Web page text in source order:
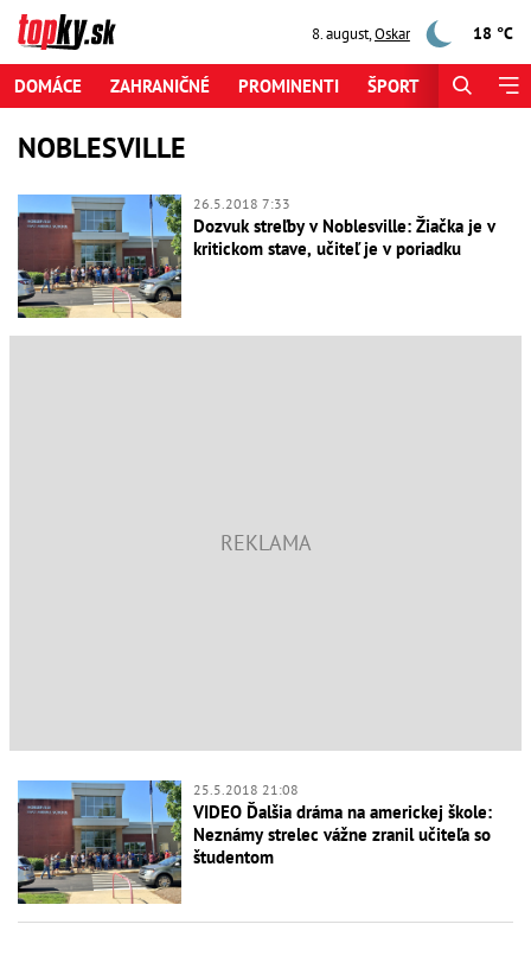
8. august,Oskar 18 °C
DOMÁCE ZAHRANIČNÉ PROMINENTI ŠPORT
NOBLESVILLE
26.5.2018 7:33
Dozvuk streľby v Noblesville: Žiačka je v
kritickom stave, učiteľ je v poriadku
25.5.2018 21:08
VIDEO Ďalšia dráma na americkej škole:
Neznámy strelec vážne zranil učiteľa so
študentom